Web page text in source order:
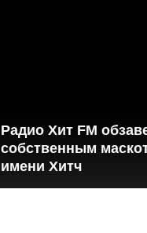
Радио Хит FM
собственным
имени Хитч